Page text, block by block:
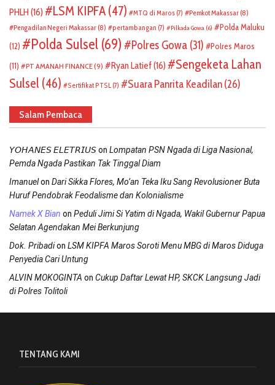
PHLH (16) LSM KIPFA (47) MTQ di Maros (7) Pemkot Makassar (8)
Pengadilan Negeri Makassar (8) pertambangan (7) Pilkada Gowa (6)
Polda Maluku
(12)
Polda Sulsel (69) Polres Gowa (31)
Polres Maros
(11)
PT AMANAH FINANCE(9) Ryan Latief(16)
Sengeketa Lahan
Sulsel (46) Sertifikat PTSL (7) Suara Panrita Keadilan(26)
Salam Pembaca
𝘠𝘖𝘏𝘈𝘕𝘌𝘚 𝘌𝘓𝘌𝘛𝘙𝘐𝘜𝘚on Lompatan PSN Ngada di Liga Nasional,
Pemda Ngada Pastikan Tak Tinggal Diam
Imanuelon Dari Sikka Flores, Mo’an Teka Iku Sang Revolusioner Buta
Huruf Pendobrak Feodalisme dan Kolonialisme
Namek X Bian on Peduli Jimi Si Yatim di Ngada, Wakil Gubernur Papua
Selatan Agendakan Mei Berkunjung
Dok. Pribadion LSM KIPFA Maros Soroti Menu MBG di Maros Diduga
Penyedia Cari Untung
ALVIN MOKOGINTA on Cukup Daftar Lewat HP, SKCK Langsung Jadi
di Polres Tolitoli
TENTANG KAMI